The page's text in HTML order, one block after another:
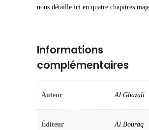
nous détaille ici en quatre chapitres
Informations
complémentaires
Auteur Al Ghazali
Éditeur Al Bouraq